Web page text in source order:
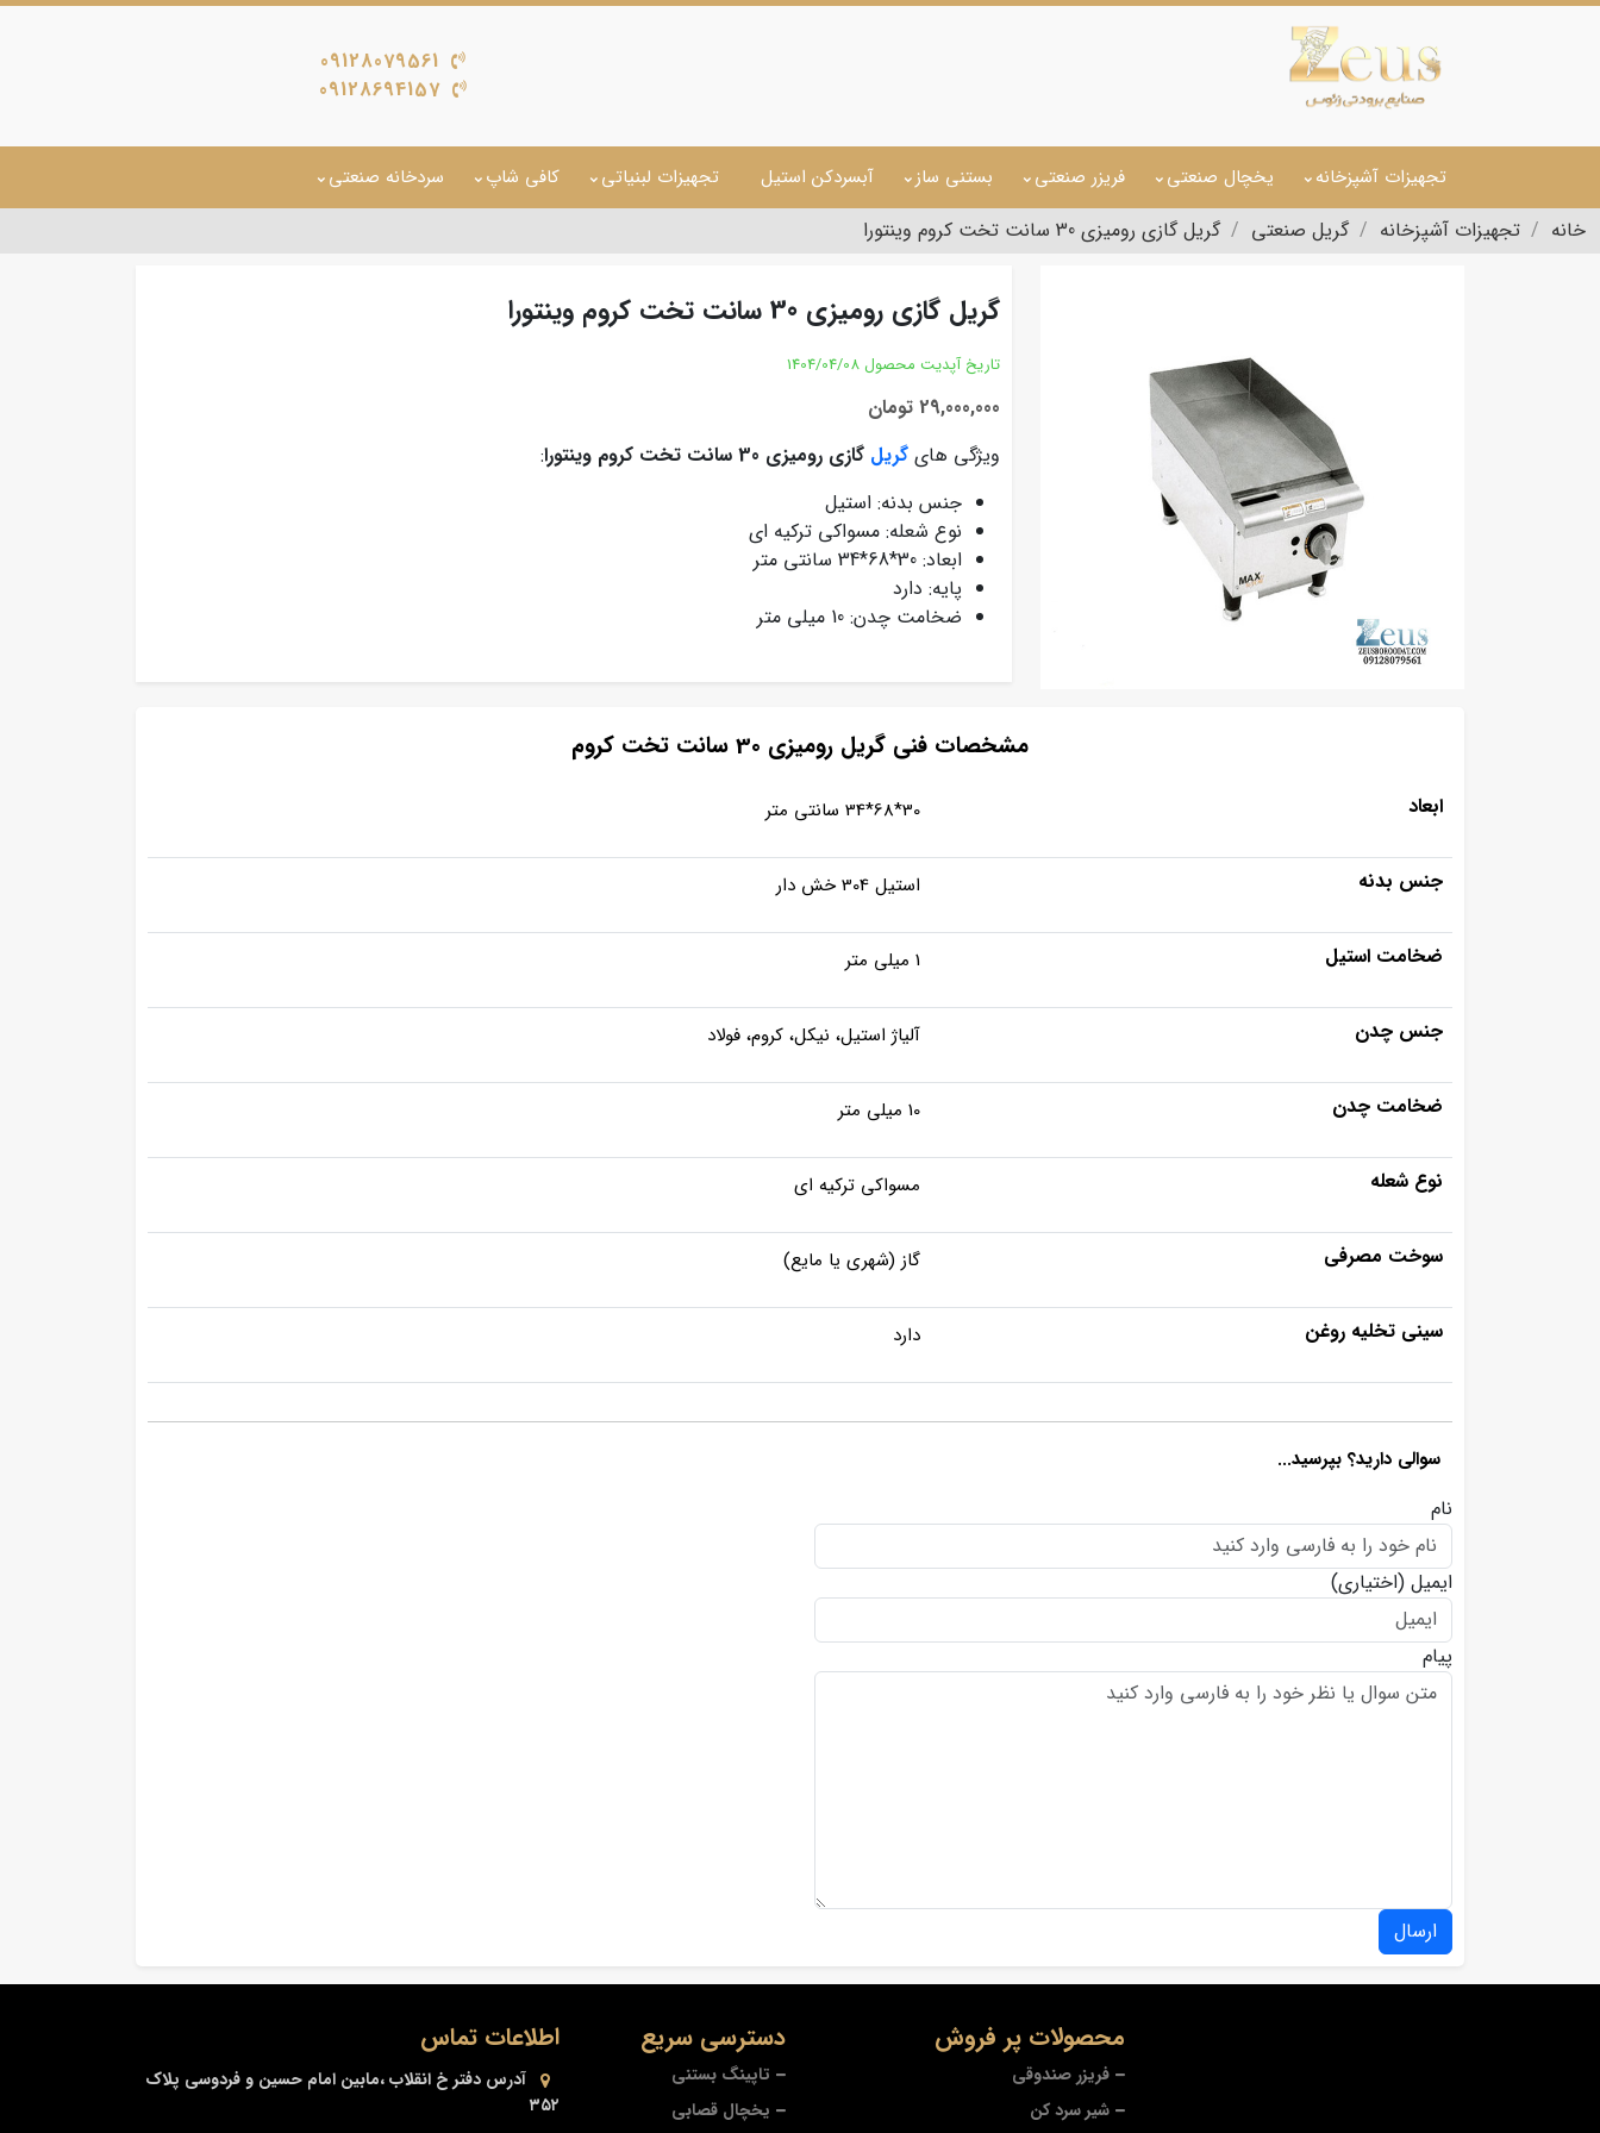
09128079561
09128694157
تجهیزات آشپزخانه یخچال صنعتی فریزر صنعتی بستنی ساز آبسردکن استیل تجهیزات لبنیاتی کافی شاپ سردخانه صنعتی
خانه تجهیزات آشپزخانه گریل صنعتی گریل گازی رومیزی 30 سانت تخت کروم وینتورا
گریل گازی رومیزی 30 سانت تخت کروم وینتورا
تاریخ آپدیت محصول 1404/04/08
29,000,000 تومان
ویژگی های گریل گازی رومیزی 30 سانت تخت کروم وینتورا
:
جنس بدنه: استیل
نوع شعله: مسواکی ترکیه ای
ابعاد: 30*68*34 سانتی متر
پایه: دارد
ضخامت چدن: 10 میلی متر
مشخصات فنی گریل رومیزی 30 سانت تخت کروم
ابعاد 30*68*34 سانتی متر
جنس بدنه استیل 304 خش دار
ضخامت استیل 1 میلی متر
جنس چدن آلیاژ استیل، نیکل، کروم، فولاد
ضخامت چدن 10 میلی متر
نوع شعله مسواکی ترکیه ای
سوخت مصرفی گاز (شهری یا مایع)
سینی تخلیه روغن دارد
سوالی دارید؟ بپرسید...
نام
ایمیل (اختیاری)
پیام
ارسال
محصولات پر فروش
فریزر صندوقی
شیر سرد کن
دسترسی سریع
تاپینگ بستنی
یخچال قصابی
اطلاعات تماس
آدرس دفتر خ انقلاب ،مابین امام حسین و فردوسی پلاک
۳۵۲